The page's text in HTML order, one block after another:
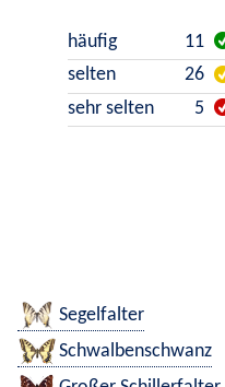
häufig 11
selten
26
sehr selten
5
Segelfalter
Schwalbenschwanz